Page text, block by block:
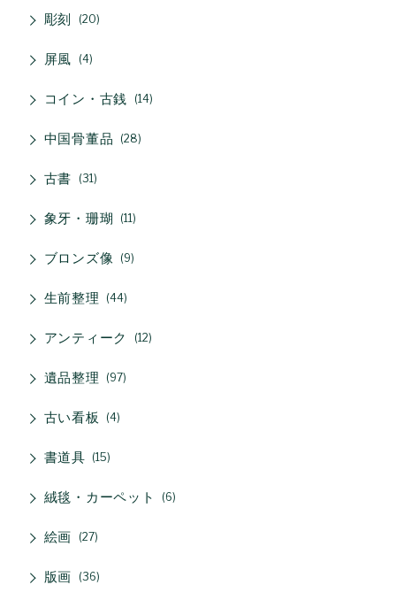
彫刻 20
屏風 4
コイン・古銭 14
中国骨董品 28
古書 31
象牙・珊瑚 11
ブロンズ像 9
生前整理 44
アンティーク 12
遺品整理 97
古い看板 4
書道具 15
絨毯・カーペット 6
絵画 27
版画 36